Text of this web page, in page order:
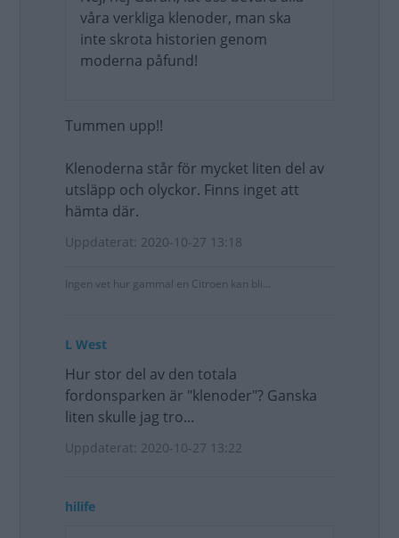
våra verkliga klenoder, man ska
inte skrota historien genom
moderna påfund!
Tummen upp!!
Klenoderna står för mycket liten del av
utsläpp och olyckor. Finns inget att
hämta där.
Uppdaterat: 2020-10-27 13:18
Ingen vet hur gammal en Citroen kan bli...
L West
Hur stor del av den totala
fordonsparken är "klenoder"? Ganska
liten skulle jag tro...
Uppdaterat: 2020-10-27 13:22
hilife